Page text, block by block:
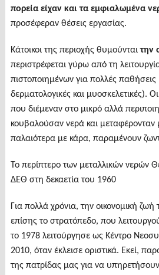
πορεία είχαν και τα εμφιαλωμένα
προσέφεραν θέσεις εργασίας.
Κάτοικοι της περιοχής θυμούνταιτην
περιστρέφεται γύρω από τη
πιστοποιημένων για πολλές παθήσεις
δερματολογικές και μυοσκελετικές).
που διέμεναν στο μικρό αλλά
κουβαλούσαν νερά και μεταφέρονταν
παλαιότερα με κάρα, παραμένουν
Το περίπτερο των μεταλλικών νερών
ΔΕΘ στη δεκαετία του 1960
Για πολλά χρόνια, την οικονομική
επίσης το στρατόπεδο, που
το 1978 λειτούργησε ως Κέντρο
2010, όταν έκλεισε οριστικά. Εκεί,
της πατρίδας μας για να